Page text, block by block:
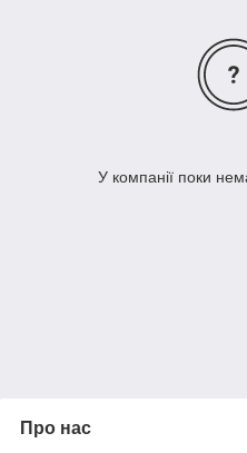
У компанії поки
Про нас